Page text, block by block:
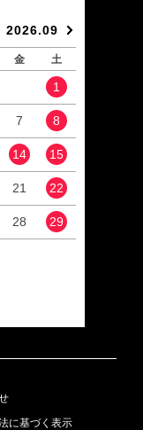
2026.09
金 土
1
7 8
14 15
21 22
28 29
に基づく表示